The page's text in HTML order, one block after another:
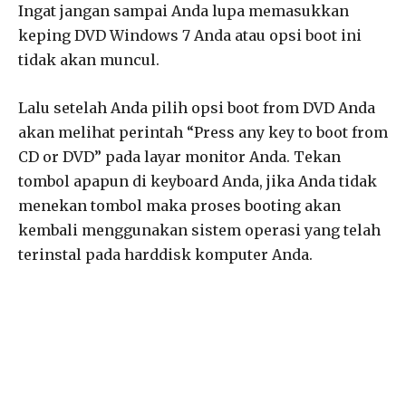
Ingat jangan sampai Anda lupa memasukkan
keping DVD Windows 7 Anda atau opsi boot ini
tidak akan muncul.
Lalu setelah Anda pilih opsi boot from DVD Anda
akan melihat perintah “Press any key to boot from
CD or DVD” pada layar monitor Anda. Tekan
tombol apapun di keyboard Anda, jika Anda tidak
menekan tombol maka proses booting akan
kembali menggunakan sistem operasi yang telah
terinstal pada harddisk komputer Anda.